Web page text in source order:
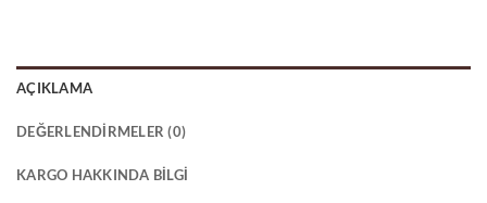
AÇIKLAMA
DEĞERLENDIRMELER (0)
KARGO HAKKINDA BILGI